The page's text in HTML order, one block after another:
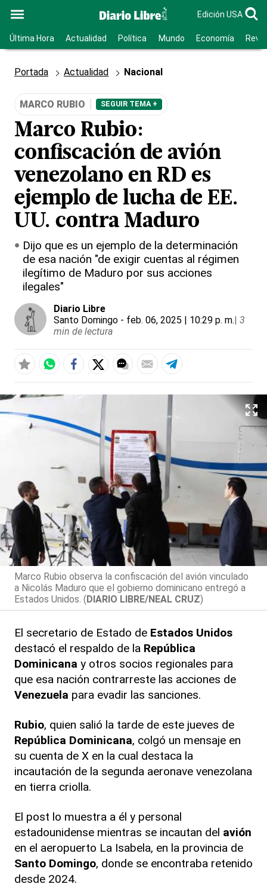
Edición USA
Última Hora Actualidad Política Mundo Economía
Portada Actualidad Nacional
MARCO RUBIO SEGUIR TEMA +
Marco Rubio:
confiscación de avión
venezolano en RD es
ejemplo de lucha de EE.
UU. contra Maduro
Dijo que es un ejemplo de la determinación
de esa nación "de exigir cuentas al régimen
ilegítimo de Maduro por sus acciones
ilegales"
Diario Libre
Santo Domingo - feb. 06, 2025 | 10:29 p. m.| 3
min de lectura
Marco Rubio observa la confiscación del avión vinculado
a Nicolás Maduro que el gobierno dominicano entregó a
Estados Unidos. (DIARIO LIBRE/NEAL CRUZ)
El secretario de Estado de Estados Unidos
destacó el respaldo de la República
Dominicana y otros socios regionales para
que esa nación contrarreste las acciones de
Venezuela para evadir las sanciones.
Rubio, quien salió la tarde de este jueves de
República Dominicana, colgó un mensaje en
su cuenta de X en la cual destaca la
incautación de la segunda aeronave venezolana
en tierra criolla.
El post lo muestra a él y personal
estadounidense mientras se incautan del avión
en el aeropuerto La Isabela, en la provincia de
Santo Domingo, donde se encontraba retenido
desde 2024.